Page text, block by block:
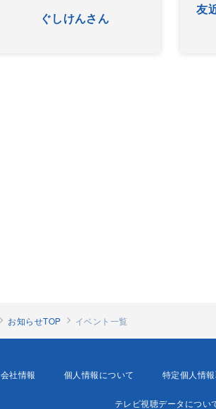
ぐしけんさん
友
お知らせTOP イベント一覧
会社情報 個人情報について 特定個人情
テレビ視聴データについ